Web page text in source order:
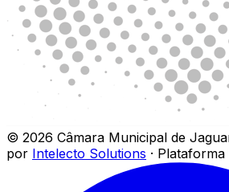
© 2026 Câmara Municipal de
por Intelecto Solutions · Plataforma